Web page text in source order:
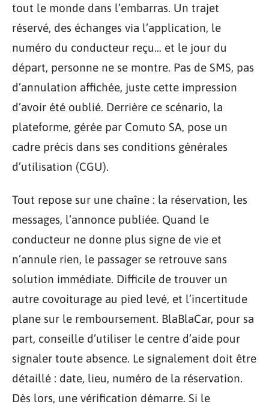
tout le monde dans l’embarras. Un trajet
réservé, des échanges via l’application, le
numéro du conducteur reçu… et le jour du
départ, personne ne se montre. Pas de SMS, pas
d’annulation affichée, juste cette impression
d’avoir été oublié. Derrière ce scénario, la
plateforme, gérée par Comuto SA, pose un
cadre précis dans ses conditions générales
d’utilisation (CGU).
Tout repose sur une chaîne : la réservation, les
messages, l’annonce publiée. Quand le
conducteur ne donne plus signe de vie et
n’annule rien, le passager se retrouve sans
solution immédiate. Difficile de trouver un
autre covoiturage au pied levé, et l’incertitude
plane sur le remboursement. BlaBlaCar, pour sa
part, conseille d’utiliser le centre d’aide pour
signaler toute absence. Le signalement doit être
détaillé : date, lieu, numéro de la réservation.
Dès lors, une vérification démarre. Si le